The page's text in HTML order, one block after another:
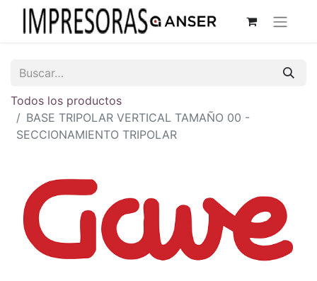
Todos los productos
BASE TRIPOLAR VERTICAL TAMAÑO 00 -
SECCIONAMIENTO TRIPOLAR